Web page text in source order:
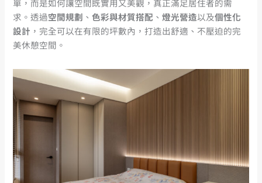
單，而是如何讓空間既實用又美觀，真正滿足居住者的需
求。透過空間規劃 、色彩與材質搭配 、燈光營造以及個性化
設計 ，完全可以在有限的坪數內，打造出舒適、不壓迫的完
美休憩空間。